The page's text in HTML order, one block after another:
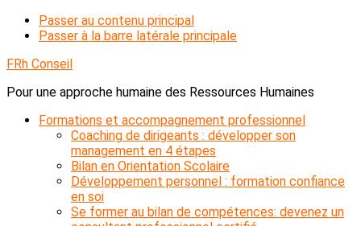
Passer au contenu principal
Passer à la barre latérale principale
FRh Conseil
Pour une approche humaine des Ressources Humaines
Formations et accompagnement professionnel
Coaching de dirigeants : développer son
management en 4 étapes
Bilan en Orientation Scolaire
Développement personnel : formation confiance
en soi
Se former au bilan de compétences: devenez un